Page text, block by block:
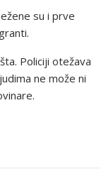
su i prve
Policiji otežava
ne može ni